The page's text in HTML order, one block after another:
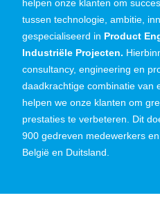
helpen onze klanten om
tussen technologie, ambitie,
gespecialiseerd in Product
Industriële Projecten.
consultancy, engineering en
daadkrachtige combinatie van
helpen we onze klanten om
prestaties te verbeteren. Dit
900 gedreven medewerkers
België en Duitsland.